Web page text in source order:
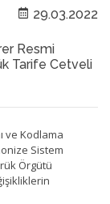
29.03.2022
Resmi
Tarife Cetveli
ve Kodlama
Sistem
Örgütü